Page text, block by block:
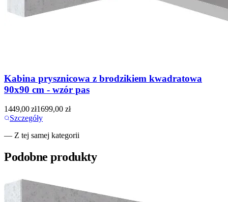
Kabina prysznicowa z brodzikiem kwadratowa
90x90 cm - wzór pas
1449,00zł1699,00zł
Szczegóły
— Z tej samej kategorii
Podobne produkty